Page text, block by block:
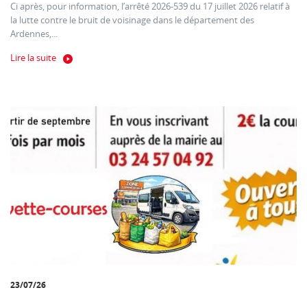
Ci après, pour information, l’arrêté 2026-539 du 17 juillet 2026 relatif à
la lutte contre le bruit de voisinage dans le département des
Ardennes,...
Lire la suite
23/07/26